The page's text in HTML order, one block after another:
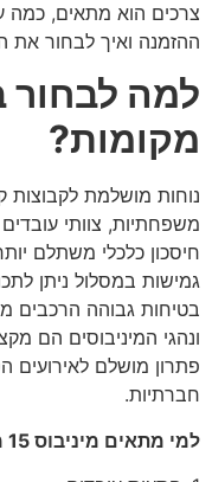
צרכים הוא מתאים, כמה
ההזמנה ואיך לבחור את
מקומות?
נוחות מושלמת לקבוצות
משפחתיות, צוותי עובדים
חיסכון כלכלי משתלם
גמישות במסלול ניתן
בטיחות גבוהה הרכבים
ונהגי המיניבוסים הם
פתרון מושלם לאירועים
חברתיות.
למי מתאים מיניבוס 15 מקומות?